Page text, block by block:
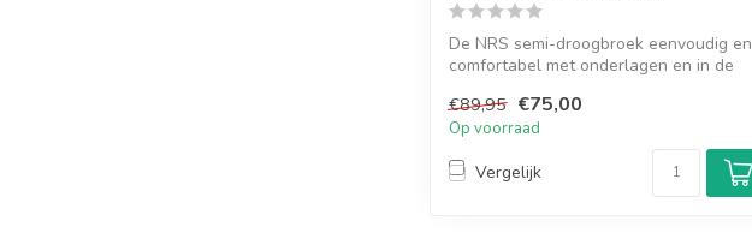
De NRS semi-droogbroek eenvoudig en
comfortabel met onderlagen en in de
€89,95 €75,00
Op voorraad
Vergelijk